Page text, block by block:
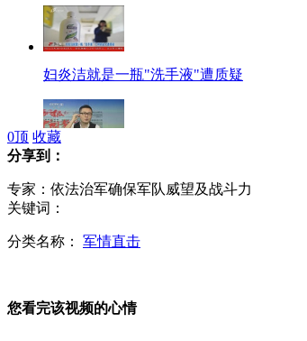
妇炎洁就是一瓶"洗手液"遭质疑
传北京地区出租车或全面提价 起步价涨5块
0顶 收藏
分享到：
专家：依法治军确保军队威望及战斗力
关键词：
分类名称： 军情直击
您看完该视频的心情